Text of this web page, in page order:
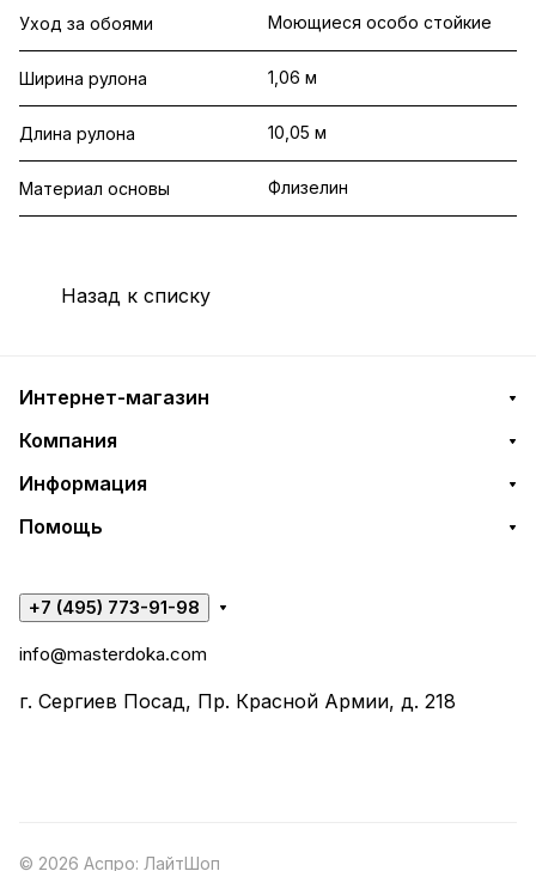
Уход за обоями Моющиеся особо стойкие
Ширина рулона 1,06 м
Длина рулона 10,05 м
Материал основы Флизелин
Назад к списку
Интернет-магазин
Компания
Информация
Помощь
+7 (495) 773-91-98
info@masterdoka.com
г. Сергиев Посад, Пр. Красной Армии, д. 218
© 2026 Аспро: ЛайтШоп